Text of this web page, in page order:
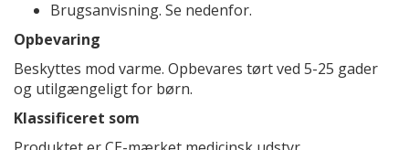
Brugsanvisning. Se nedenfor.
Opbevaring
Beskyttes mod varme. Opbevares tørt ved 5-25 gader
og utilgængeligt for børn.
Klassificeret som